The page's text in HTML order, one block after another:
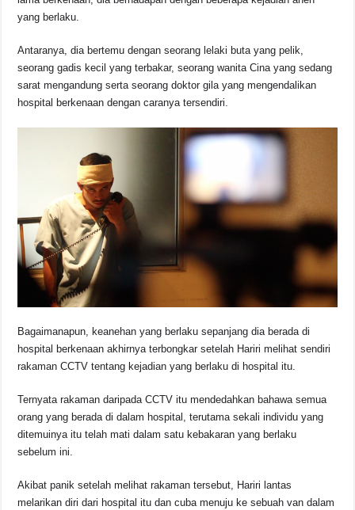
yang berlaku.
Antaranya, dia bertemu dengan seorang lelaki buta yang pelik,
seorang gadis kecil yang terbakar, seorang wanita Cina yang sedang
sarat mengandung serta seorang doktor gila yang mengendalikan
hospital berkenaan dengan caranya tersendiri.
Bagaimanapun, keanehan yang berlaku sepanjang dia berada di
hospital berkenaan akhirnya terbongkar setelah Hariri melihat sendiri
rakaman CCTV tentang kejadian yang berlaku di hospital itu.
Ternyata rakaman daripada CCTV itu mendedahkan bahawa semua
orang yang berada di dalam hospital, terutama sekali individu yang
ditemuinya itu telah mati dalam satu kebakaran yang berlaku
sebelum ini.
Akibat panik setelah melihat rakaman tersebut, Hariri lantas
melarikan diri dari hospital itu dan cuba menuju ke sebuah van dalam